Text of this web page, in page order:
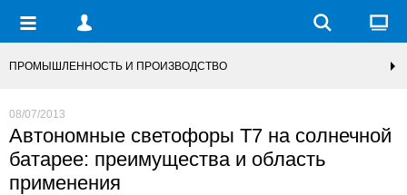
ПРОМЫШЛЕННОСТЬ И ПРОИЗВОДСТВО
08/07/2013
Автономные светофоры Т7 на солнечной
батарее: преимущества и область
применения